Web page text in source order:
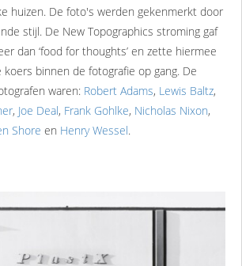
huizen. De foto's werden gekenmerkt door
stijl. De New Topographics stroming gaf
dan ‘food for thoughts’ en zette hiermee
binnen de fotografie op gang. De
waren: Robert Adams, Lewis Baltz,
, Joe Deal, Frank Gohlke, Nicholas Nixon,
Shore en Henry Wessel.